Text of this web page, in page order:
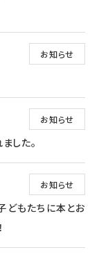
お知らせ
お知らせ
した。
お知らせ
どもたちに本とお